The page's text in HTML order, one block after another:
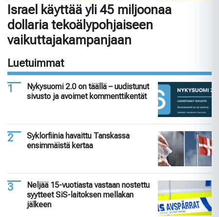
Israel käyttää yli 45 miljoonaa
dollaria tekoälypohjaiseen
vaikuttajakampanjaan
Luetuimmat
Nykysuomi 2.0 on täällä – uudistunut
sivusto ja avoimet kommenttikentät
Syklorfiinia havaittu Tanskassa
ensimmäistä kertaa
Neljää 15-vuotiasta vastaan nostettu
syytteet SiS-laitoksen mellakan
jälkeen